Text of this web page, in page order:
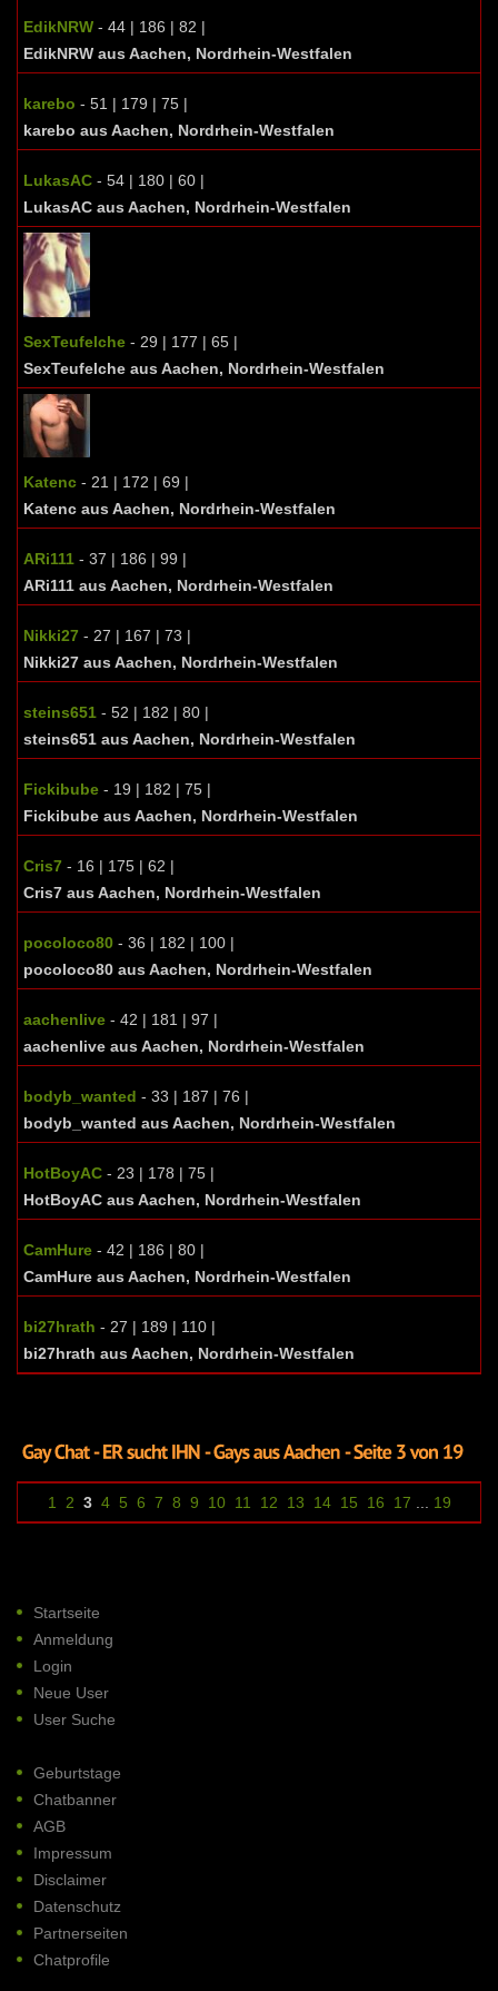
EdikNRW - 44 | 186 | 82 |
EdikNRW aus Aachen, Nordrhein-Westfalen
karebo - 51 | 179 | 75 |
karebo aus Aachen, Nordrhein-Westfalen
LukasAC - 54 | 180 | 60 |
LukasAC aus Aachen, Nordrhein-Westfalen
SexTeufelche - 29 | 177 | 65 |
SexTeufelche aus Aachen, Nordrhein-Westfalen
Katenc - 21 | 172 | 69 |
Katenc aus Aachen, Nordrhein-Westfalen
ARi111 - 37 | 186 | 99 |
ARi111 aus Aachen, Nordrhein-Westfalen
Nikki27 - 27 | 167 | 73 |
Nikki27 aus Aachen, Nordrhein-Westfalen
steins651 - 52 | 182 | 80 |
steins651 aus Aachen, Nordrhein-Westfalen
Fickibube - 19 | 182 | 75 |
Fickibube aus Aachen, Nordrhein-Westfalen
Cris7 - 16 | 175 | 62 |
Cris7 aus Aachen, Nordrhein-Westfalen
pocoloco80 - 36 | 182 | 100 |
pocoloco80 aus Aachen, Nordrhein-Westfalen
aachenlive - 42 | 181 | 97 |
aachenlive aus Aachen, Nordrhein-Westfalen
bodyb_wanted - 33 | 187 | 76 |
bodyb_wanted aus Aachen, Nordrhein-Westfalen
HotBoyAC - 23 | 178 | 75 |
HotBoyAC aus Aachen, Nordrhein-Westfalen
CamHure - 42 | 186 | 80 |
CamHure aus Aachen, Nordrhein-Westfalen
bi27hrath - 27 | 189 | 110 |
bi27hrath aus Aachen, Nordrhein-Westfalen
1 2 3 4 5 6 7 8 9 10 11 12 13 14 15 16 17 19
Startseite
Anmeldung
Login
Neue User
User Suche
Geburtstage
Chatbanner
AGB
Impressum
Disclaimer
Datenschutz
Partnerseiten
Chatprofile